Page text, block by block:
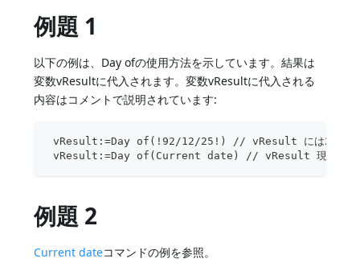
例題 1
以下の例は、Day ofの使用方法を示しています。結果は
変数vResultに代入されます。変数vResultに代入される
内容はコメントで説明されています:
vResult:=Day of(!92/12/25!) // vResult には25が代入
vResult:=Day of(Current date) // vResult 現在の日が
例題 2
Current dateコマンドの例を参照。